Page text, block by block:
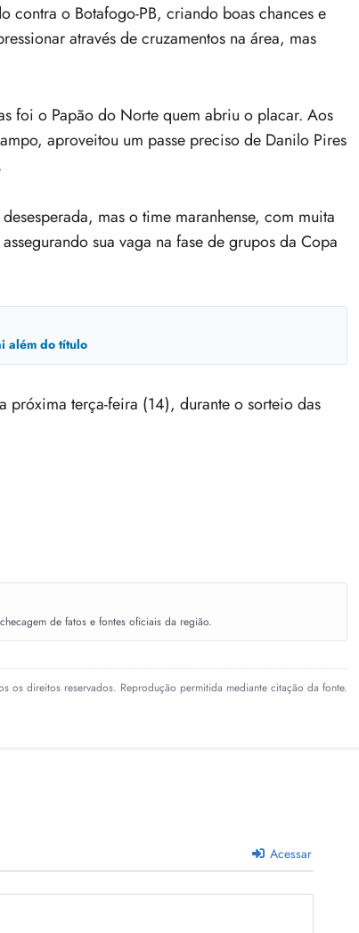
o Botafogo-PB, criando boas chances e
através de cruzamentos na área, mas
foi o Papão do Norte quem abriu o placar. Aos
aproveitou um passe preciso de Danilo Pires
mas o time maranhense, com muita
sua vaga na fase de grupos da Copa
além do título
próxima terça-feira (14), durante o sorteio das
de fatos e fontes oficiais da região.
os direitos reservados. Reprodução permitida mediante citação da fonte.
Acessar